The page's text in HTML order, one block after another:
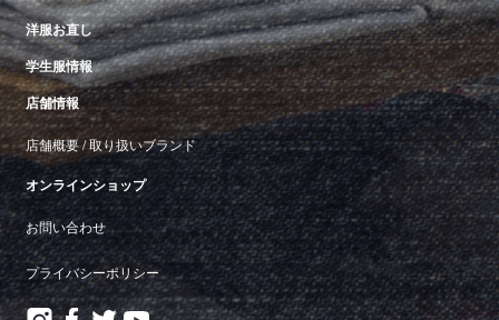
洋服お直し
学生服情報
店舗情報
店舗概要/取り扱いブランド
オンラインショップ
お問い合わせ
プライバシーポリシー